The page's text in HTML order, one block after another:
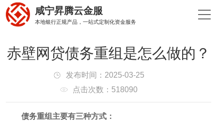
咸宁昇腾云金服
本地银行正规产品，一站式定制化资金服务
赤壁网贷债务重组是怎么做的？
发布时间：2025-03-25
点击次数：518090
债务重组主要有三种方式：